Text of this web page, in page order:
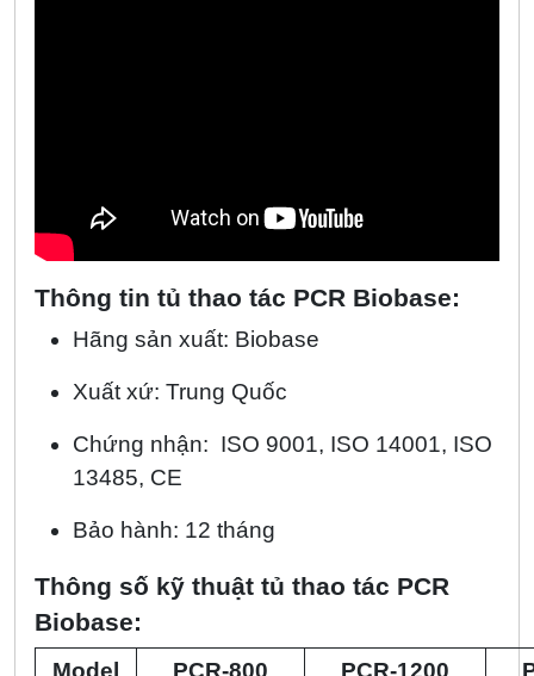
Thông tin tủ thao tác PCR Biobase:
Hãng sản xuất: Biobase
Xuất xứ: Trung Quốc
Chứng nhận: ISO 9001, ISO 14001, ISO
13485, CE
Bảo hành: 12 tháng
Thông số kỹ thuật tủ thao tác PCR
Biobase:
Model PCR-800 PCR-1200